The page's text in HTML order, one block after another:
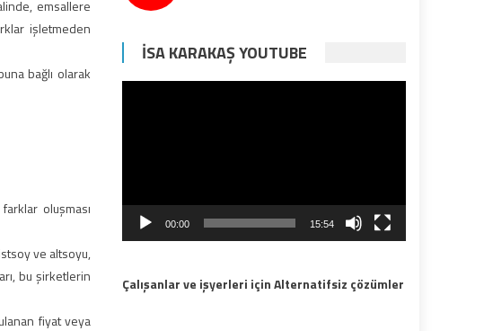
emsallere
işletmeden
bağlı olarak
oluşması
ve altsoyu,
bu şirketlerin
fiyat veya
İSA KARAKAŞ YOUTUBE
00:00 15:54
Çalışanlar ve işyerleri için Alternatifsiz çözümler